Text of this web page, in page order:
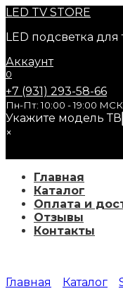
Перейти
содержанию
LED TV STORE
LED подсветка для
Аккаунт
0
+7 (931) 293-58-66
Пн-Пт: 10:00 - 19:00 МСК
Укажите модель ТВ
×
Главная
Каталог
Оплата и
Отзывы
Контакты
Главная Каталог